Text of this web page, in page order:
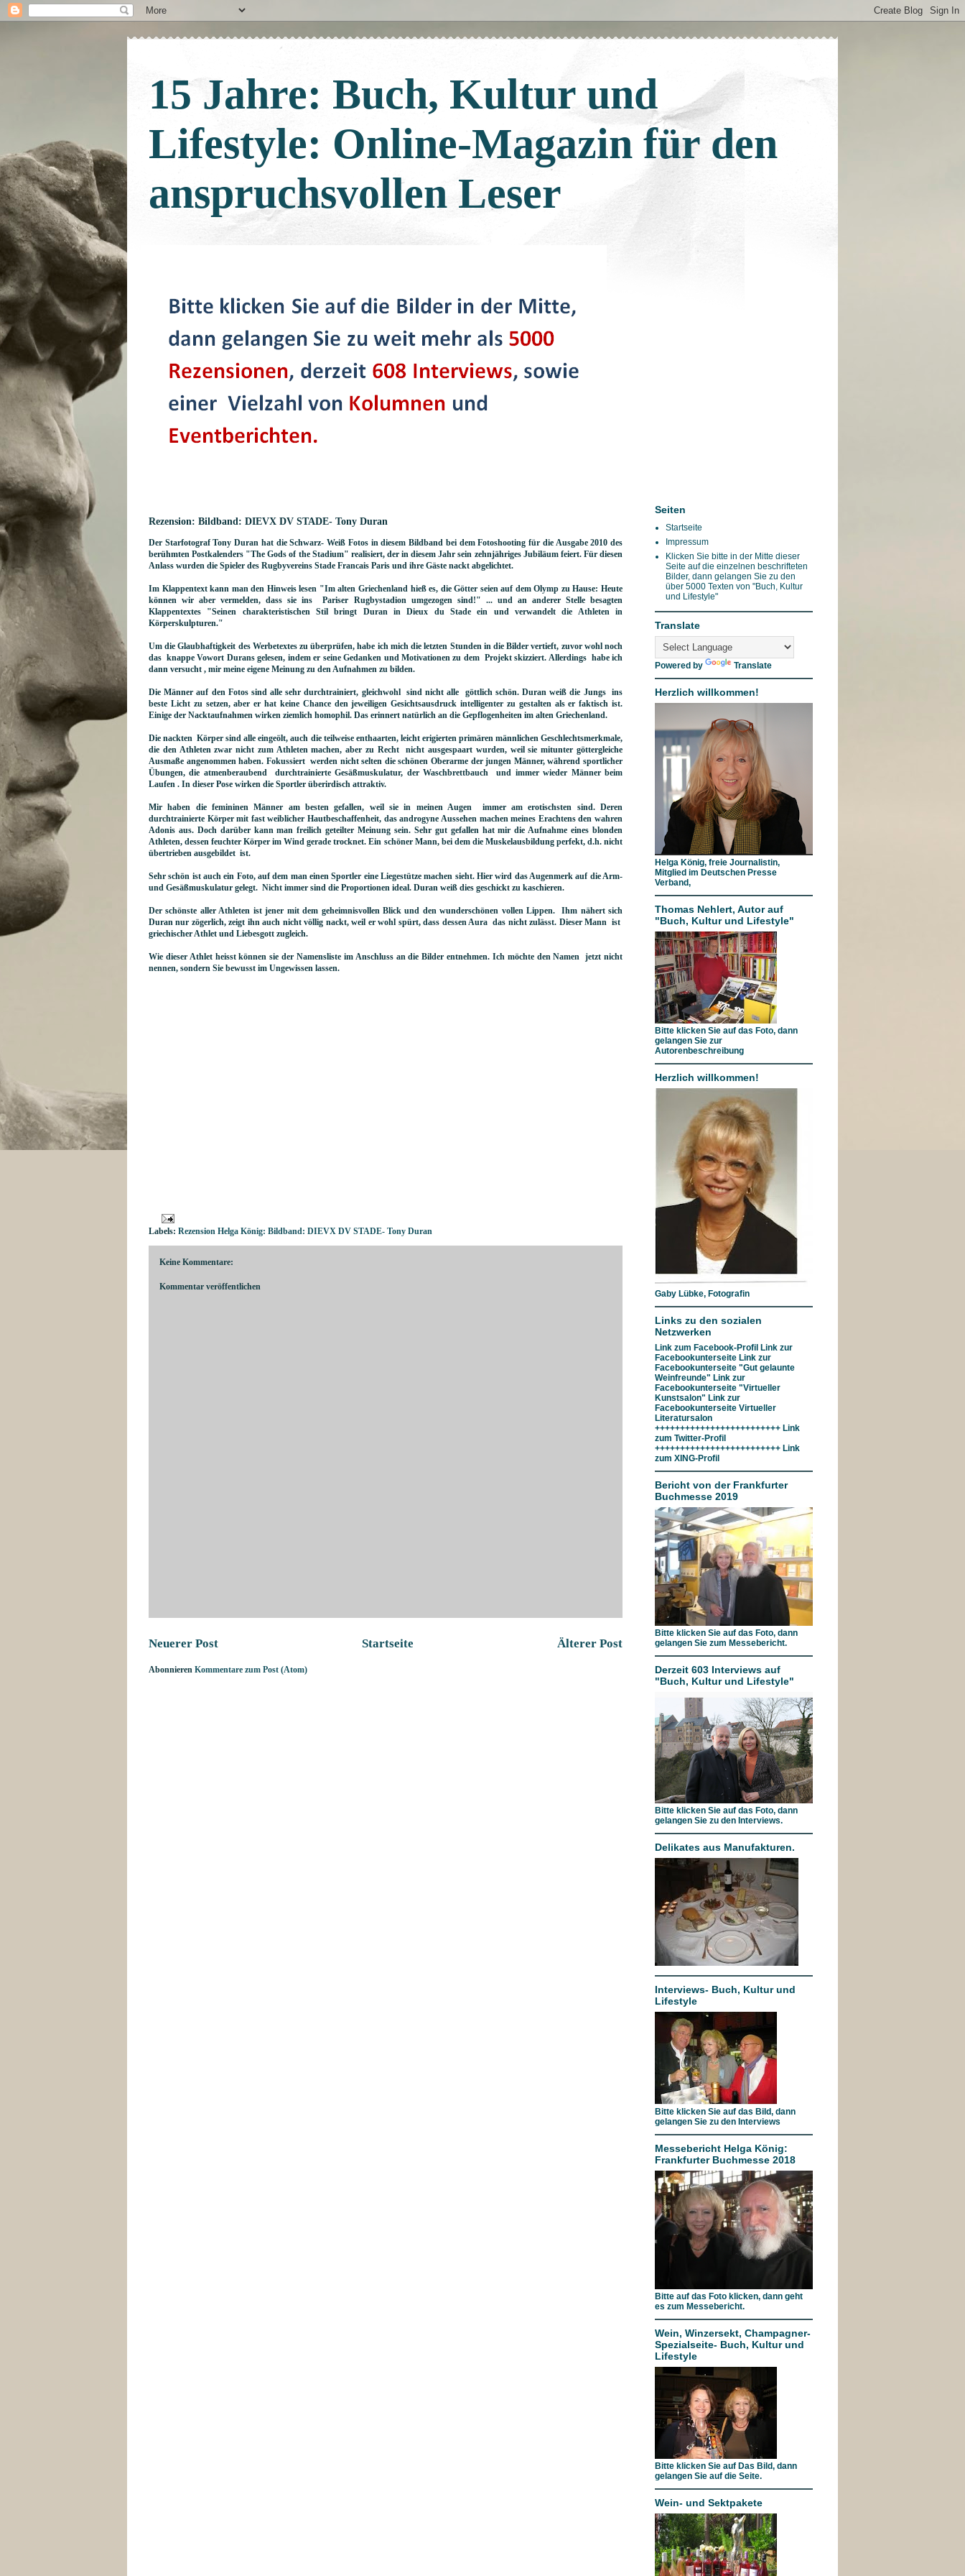
15 Jahre: Buch, Kultur und
Lifestyle: Online-Magazin für den
anspruchsvollen Leser
Rezension: Bildband: DIEVX DV STADE- Tony Duran
Der Starfotograf Tony Duran hat die Schwarz- Weiß Fotos in diesem Bildband bei dem Fotoshooting für die Ausgabe 2010 des
berühmten Postkalenders "The Gods of the Stadium" realisiert, der in diesem Jahr sein zehnjähriges Jubiläum feiert. Für diesen
Anlass wurden die Spieler des Rugbyvereins Stade Francais Paris und ihre Gäste nackt abgelichtet.
Im Klappentext kann man den Hinweis lesen "Im alten Griechenland hieß es, die Götter seien auf dem Olymp zu Hause: Heute
können wir aber vermelden, dass sie ins Pariser Rugbystadion umgezogen sind!" ... und an anderer Stelle besagten
Klappentextes "Seinen charakteristischen Stil bringt Duran in Dieux du Stade ein und verwandelt die Athleten in
Körperskulpturen."
Um die Glaubhaftigkeit des Werbetextes zu überprüfen, habe ich mich die letzten Stunden in die Bilder vertieft, zuvor wohl noch
das knappe Vowort Durans gelesen, indem er seine Gedanken und Motivationen zu dem Projekt skizziert. Allerdings habe ich
dann versucht , mir meine eigene Meinung zu den Aufnahmen zu bilden.
Die Männer auf den Fotos sind alle sehr durchtrainiert, gleichwohl sind nicht alle göttlich schön. Duran weiß die Jungs ins
beste Licht zu setzen, aber er hat keine Chance den jeweiligen Gesichtsausdruck intelligenter zu gestalten als er faktisch ist.
Einige der Nacktaufnahmen wirken ziemlich homophil. Das erinnert natürlich an die Gepflogenheiten im alten Griechenland.
Die nackten Körper sind alle eingeölt, auch die teilweise enthaarten, leicht erigierten primären männlichen Geschlechtsmerkmale,
die den Athleten zwar nicht zum Athleten machen, aber zu Recht nicht ausgespaart wurden, weil sie mitunter göttergleiche
Ausmaße angenommen haben. Fokussiert werden nicht selten die schönen Oberarme der jungen Männer, während sportlicher
Übungen, die atmenberaubend durchtrainierte Gesäßmuskulatur, der Waschbrettbauch und immer wieder Männer beim
Laufen . In dieser Pose wirken die Sportler überirdisch attraktiv.
Mir haben die femininen Männer am besten gefallen, weil sie in meinen Augen immer am erotischsten sind. Deren
durchtrainierte Körper mit fast weiblicher Hautbeschaffenheit, das androgyne Aussehen machen meines Erachtens den wahren
Adonis aus. Doch darüber kann man freilich geteilter Meinung sein. Sehr gut gefallen hat mir die Aufnahme eines blonden
Athleten, dessen feuchter Körper im Wind gerade trocknet. Ein schöner Mann, bei dem die Muskelausbildung perfekt, d.h. nicht
übertrieben ausgebildet ist.
Sehr schön ist auch ein Foto, auf dem man einen Sportler eine Liegestütze machen sieht. Hier wird das Augenmerk auf die Arm-
und Gesäßmuskulatur gelegt. Nicht immer sind die Proportionen ideal. Duran weiß dies geschickt zu kaschieren.
Der schönste aller Athleten ist jener mit dem geheimnisvollen Blick und den wunderschönen vollen Lippen. Ihm nähert sich
Duran nur zögerlich, zeigt ihn auch nicht völlig nackt, weil er wohl spürt, dass dessen Aura das nicht zulässt. Dieser Mann ist
griechischer Athlet und Liebesgott zugleich.
Wie dieser Athlet heisst können sie der Namensliste im Anschluss an die Bilder entnehmen. Ich möchte den Namen jetzt nicht
nennen, sondern Sie bewusst im Ungewissen lassen.
Labels: Rezension Helga König: Bildband: DIEVX DV STADE- Tony Duran
Keine Kommentare:
Kommentar veröffentlichen
Neuerer Post Älterer Post
Startseite
Abonnieren Kommentare zum Post (Atom)
Seiten
Startseite
Impressum
Klicken Sie bitte in der Mitte dieser
Seite auf die einzelnen beschrifteten
Bilder, dann gelangen Sie zu den
über 5000 Texten von "Buch, Kultur
und Lifestyle"
Translate
Powered by Translate
Herzlich willkommen!
Helga König, freie Journalistin,
Mitglied im Deutschen Presse
Verband,
Thomas Nehlert, Autor auf
"Buch, Kultur und Lifestyle"
Bitte klicken Sie auf das Foto, dann
gelangen Sie zur
Autorenbeschreibung
Herzlich willkommen!
Gaby Lübke, Fotografin
Links zu den sozialen
Netzwerken
Link zum Facebook-Profil Link zur
Facebookunterseite Link zur
Facebookunterseite "Gut gelaunte
Weinfreunde" Link zur
Facebookunterseite "Virtueller
Kunstsalon" Link zur
Facebookunterseite Virtueller
Literatursalon
+++++++++++++++++++++++++ Link
zum Twitter-Profil
+++++++++++++++++++++++++ Link
zum XING-Profil
Bericht von der Frankfurter
Buchmesse 2019
Bitte klicken Sie auf das Foto, dann
gelangen Sie zum Messebericht.
Derzeit 603 Interviews auf
"Buch, Kultur und Lifestyle"
Bitte klicken Sie auf das Foto, dann
gelangen Sie zu den Interviews.
Delikates aus Manufakturen.
Interviews- Buch, Kultur und
Lifestyle
Bitte klicken Sie auf das Bild, dann
gelangen Sie zu den Interviews
Messebericht Helga König:
Frankfurter Buchmesse 2018
Bitte auf das Foto klicken, dann geht
es zum Messebericht.
Wein, Winzersekt, Champagner-
Spezialseite- Buch, Kultur und
Lifestyle
Bitte klicken Sie auf Das Bild, dann
gelangen Sie auf die Seite.
Wein- und Sektpakete